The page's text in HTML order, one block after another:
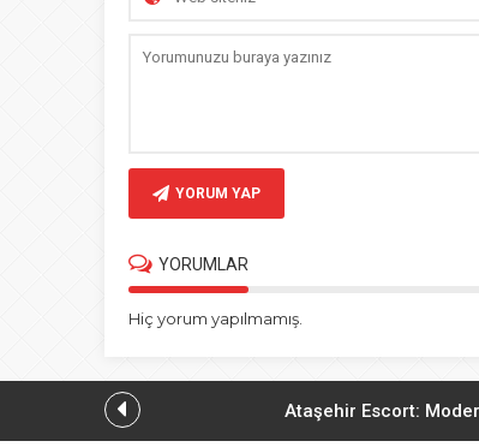
YORUM YAP
YORUMLAR
Hiç yorum yapılmamış.
Ataşehir Escort: